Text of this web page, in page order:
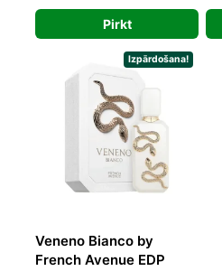
price
was:
38,56 €.
price
is:
22,39 €.
Pirkt
Izpārdošana!
Veneno Bianco by
French Avenue EDP